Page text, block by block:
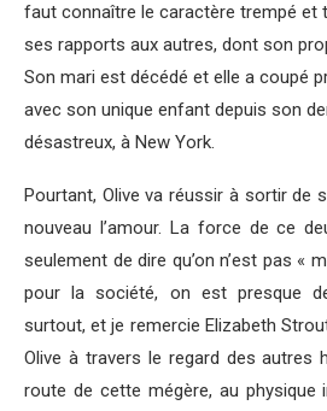
faut connaître le caractère trempé et
ses rapports aux autres, dont son
Son mari est décédé et elle a coupé
avec son unique enfant depuis son
désastreux, à New York.
Pourtant, Olive va réussir à sortir de
nouveau l’amour. La force de ce
seulement de dire qu’on n’est pas «
pour la société, on est presque
surtout, et je remercie Elizabeth
Olive à travers le regard des autres
route de cette mégère, au